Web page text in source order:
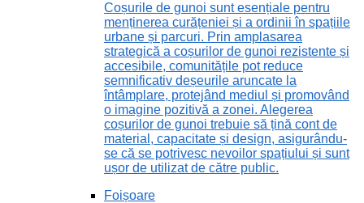
Coșurile de gunoi sunt esențiale pentru
menținerea curățeniei și a ordinii în spațiile
urbane și parcuri. Prin amplasarea
strategică a coșurilor de gunoi rezistente și
accesibile, comunitățile pot reduce
semnificativ deșeurile aruncate la
întâmplare, protejând mediul și promovând
o imagine pozitivă a zonei. Alegerea
coșurilor de gunoi trebuie să țină cont de
material, capacitate și design, asigurându-
se că se potrivesc nevoilor spațiului și sunt
ușor de utilizat de către public.
Foișoare